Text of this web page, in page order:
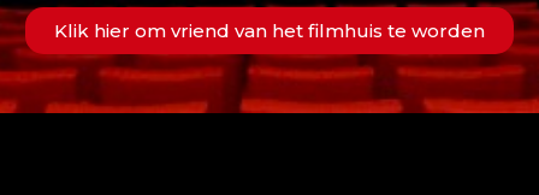
Klik hier om vriend van het filmhuis te worden